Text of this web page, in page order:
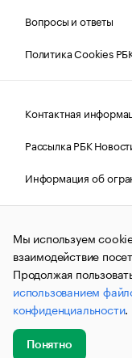
Вопросы и ответы
Политика Cookies
Контактная
Рассылка РБК
Информация об
Правовая
© АО
и материалы
(зарегистрировано
связи,
коммуникаций
№ФС77-63848)
публикации могут
не предназначенную
до 18 лет.
Мы используем
взаимодействие
Продолжая
использованием
конфиденциальности.
Понятно